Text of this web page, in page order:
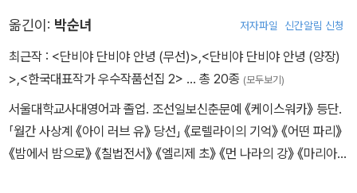
나는 다만 당신이 이 사무소에서 어떤 입장에 서 있는 가를 이야기하
고 있는 겁니다.
당신은 사건이며, 사건 이외의 아무 것도 아니오.-295쪽
다. 변호사로 유능했던 가드너는 금전적인 이유로 펄프 잡지에 투고
를 결심했다. 그는 본업에 충실하면서도 틈틈이 소설을 집필했고, 마
침내 ‘찰스 M. 그린’이라는 필명으로 데뷔한다. 가드너는 ‘소설 공
메이슨’ 시리즈는 가장 성공적이었다고 할 수 있다. 시리즈 첫 작품인
『벨벳 속의 발톱』에는 법정에서의 재판 장면이 등장하지는 않지만,
도심을 분주하게 뛰어다니며 사건을 해결하는 페리 메이슨의 활약상
옮긴이: 박순녀 저자파일 신간알림 신청
최근작 : <단비야 단비야 안녕 (무선)> <단비야 단비야 안녕 (양장)
> <한국대표작가 우수작품선집 2> … 총 20종 (모두보기)
서울대학교사대영어과 졸업. 조선일보신춘문예 《케이스워카》 등단.
「월간 사상계 《아이 러브 유》 당선」 《로렐라이의 기억》 《어떤 파리》
《밤에서 밤으로》 《칠법전서》 《엘리제 초》 《먼 나라의 강》 《마리아의